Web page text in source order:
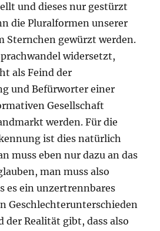
und dieses nur gestürzt
die Pluralformen unserer
Sternchen gewürzt werden.
widersetzt,
als Feind der
und Befürworter einer
Gesellschaft
werden. Für die
ist dies natürlich
muss eben nur dazu an das
man muss also
es ein unzertrennbares
Geschlechterunterschieden
der Realität gibt, dass also